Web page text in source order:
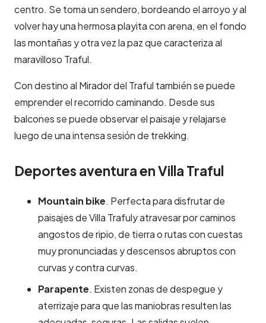
centro. Se toma un sendero, bordeando el arroyo y al
volver hay una hermosa playita con arena, en el fondo
las montañas y otra vez la paz que caracteriza al
maravilloso Traful.
Con destino al Mirador del Traful también se puede
emprender el recorrido caminando. Desde sus
balcones se puede observar el paisaje y relajarse
luego de una intensa sesión de trekking.
Deportes aventura en Villa Traful
Mountain bike. Perfecta para disfrutar de
paisajes de Villa Trafuly atravesar por caminos
angostos de ripio, de tierra o rutas con cuestas
muy pronunciadas y descensos abruptos con
curvas y contra curvas.
Parapente. Existen zonas de despegue y
aterrizaje para que las maniobras resulten las